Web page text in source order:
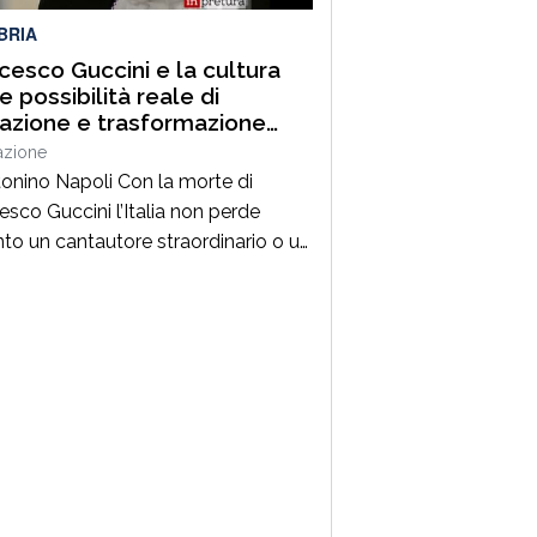
Guccini e la cultura
possibilità reale di
e trasformazione
Napoli Con la morte di
Guccini l’Italia non perde
un cantautore straordinario o un